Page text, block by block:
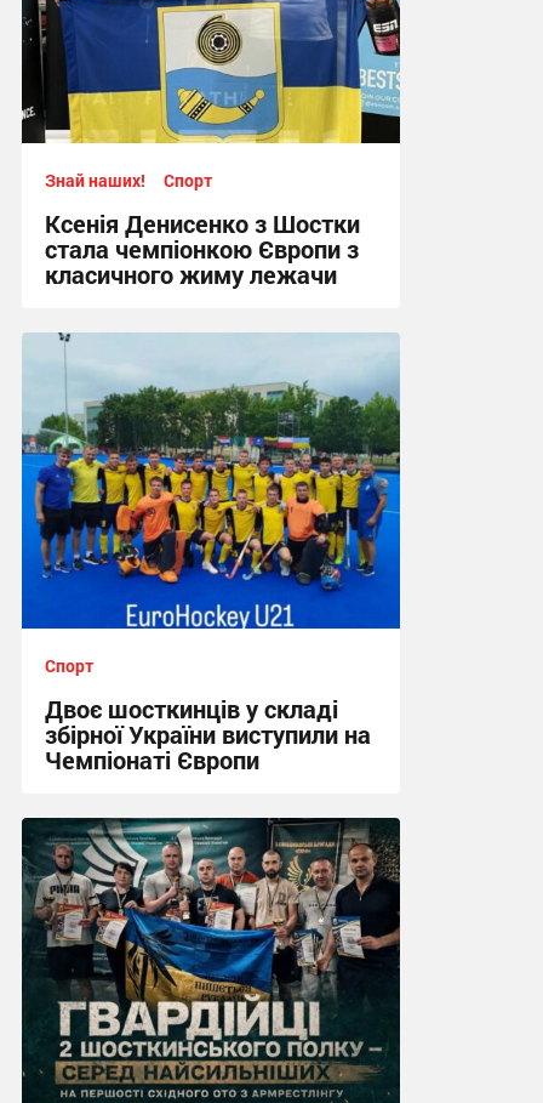
Знай наших! Спорт
Ксенія Денисенко з Шостки
стала чемпіонкою Європи з
класичного жиму лежачи
17:09, 4.08.2026
Спорт
Двоє шосткинців у складі
збірної України виступили на
Чемпіонаті Європи
12:57, 2.08.2026